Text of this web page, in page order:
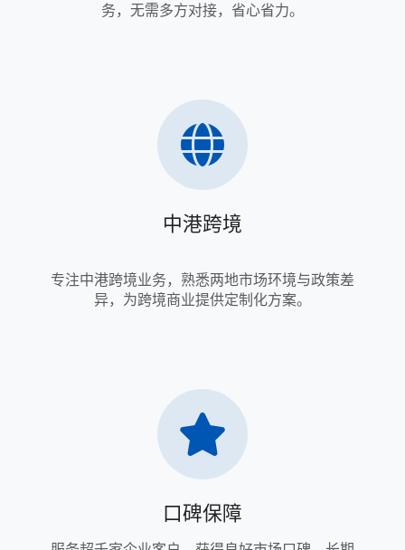
务，无需多方对接，省心省力。
中港跨境
专注中港跨境业务，熟悉两地市场环境与政策差
异，为跨境商业提供定制化方案。
口碑保障